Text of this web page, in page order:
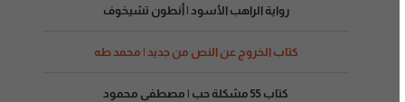
رواية الراهب الأسود | أنطون تشيخوف
كتاب الخروج عن النص من جديد | محمد طه
كتاب 55 مشكلة حب | مصطفى محمود